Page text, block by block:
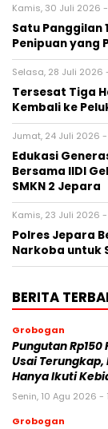
Kamis, 30 Juli 2026 -
Satu Panggilan
Penipuan yang
Selasa, 28 Juli 2026 -
Tersesat Tiga
Kembali ke
Jumat, 24 Juli 2026 -
Edukasi
Bersama IIDI
SMKN 2 Jepara
Kamis, 23 Juli 2026 -
Polres Jepara
Narkoba untuk
BERITA
Grobogan
Pungutan
Usai
Hanya Ikuti
Senin, 10 Agu 2026 -
Grobogan